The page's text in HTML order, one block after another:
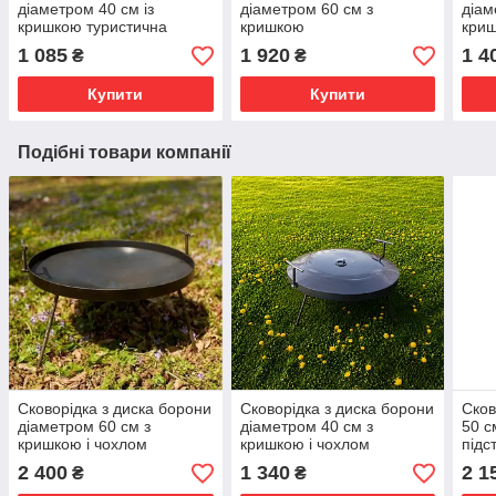
діаметром 40 см із
кришкою туристична
1 085 ₴
Купити
діаметром 60 см з
кришкою
1 920₴
Купити
1
Подібні товари компанії
Сковорідка з диска борони
діаметром 60 см з
кришкою і чохлом
2 400 ₴
Сковорідка з диска борони
діаметром 40 см з
кришкою і чохлом
1 340₴
50
2